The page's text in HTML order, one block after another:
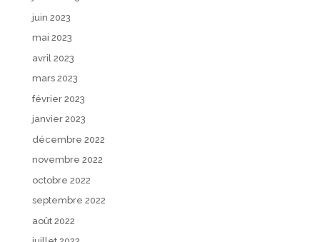
juin 2023
mai 2023
avril 2023
mars 2023
février 2023
janvier 2023
décembre 2022
novembre 2022
octobre 2022
septembre 2022
août 2022